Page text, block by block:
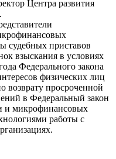
Центра развития
судебных приставов
взыскания в условиях
Федерального закона
физических лиц
возврату просроченной
в Федеральный закон
и микрофинансовых
работы с